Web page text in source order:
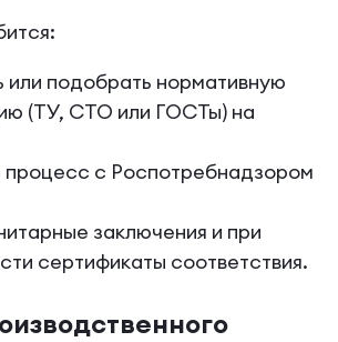
или подобрать нормативную
(ТУ, СТО или ГОСТы) на
процесс с Роспотребнадзором
заключения и при
сертификаты соответствия.